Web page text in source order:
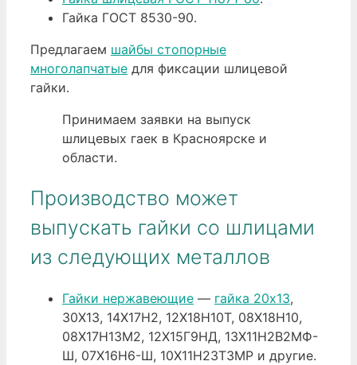
Гайка ГОСТ 8530-90.
Предлагаем шайбы стопорные
многолапчатые для фиксации шлицевой
гайки.
Принимаем заявки на выпуск
шлицевых гаек в Красноярске и
области.
Производство может
выпускать гайки со шлицами
из следующих металлов
Гайки нержавеющие — гайка 20х13,
30Х13, 14Х17Н2, 12Х18Н10Т, 08Х18Н10,
08Х17Н13М2, 12Х15Г9НД, 13Х11Н2В2МФ-
Ш, 07Х16Н6-Ш, 10Х11Н23Т3МР и другие.